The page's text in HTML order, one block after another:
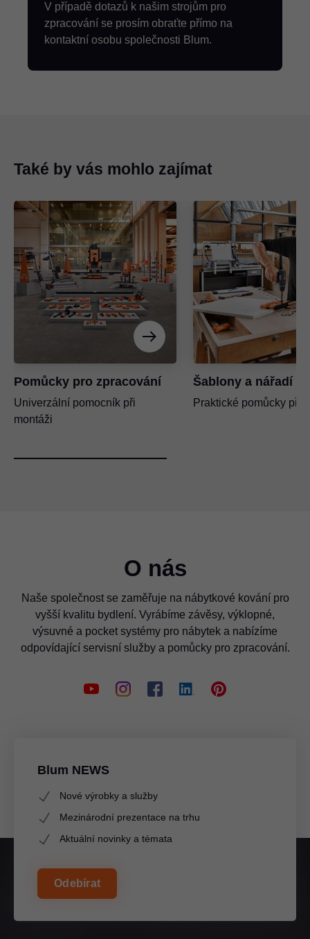
V případě dotazů k našim strojům pro
zpracování se prosím obraťte přímo na
kontaktní osobu společnosti Blum.
Také by vás mohlo zajímat
Pomůcky pro zpracování
Univerzální pomocník při
montáži
Šablony a nářadí
Praktické pomůcky při
O nás
Naše společnost se zaměřuje na nábytkové kování pro
vyšší kvalitu bydlení. Vyrábíme závěsy, výklopné,
výsuvné a pocket systémy pro nábytek a nabízíme
odpovídající servisní služby a pomůcky pro zpracování.
Blum NEWS
Nové výrobky a služby
Mezinárodní prezentace na trhu
Aktuální novinky a témata
Odebírat